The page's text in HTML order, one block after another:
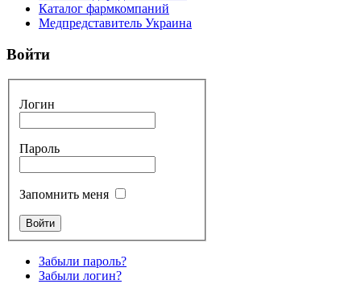
Каталог фармкомпаний
Медпредставитель Украина
Войти
Логин
Пароль
Запомнить меня
Забыли пароль?
Забыли логин?